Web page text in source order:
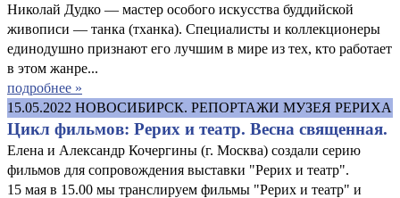
Николай Дудко — мастер особого искусства буддийской
живописи — танка (тханка). Специалисты и коллекционеры
единодушно признают его лучшим в мире из тех, кто работает
в этом жанре...
подробнее »
15.05.2022 НОВОСИБИРСК. РЕПОРТАЖИ МУЗЕЯ РЕРИХА
Цикл фильмов: Рерих и театр. Весна священная.
Елена и Александр Кочергины (г. Москва) создали серию
фильмов для сопровождения выставки "Рерих и театр".
15 мая в 15.00 мы транслируем фильмы "Рерих и театр" и